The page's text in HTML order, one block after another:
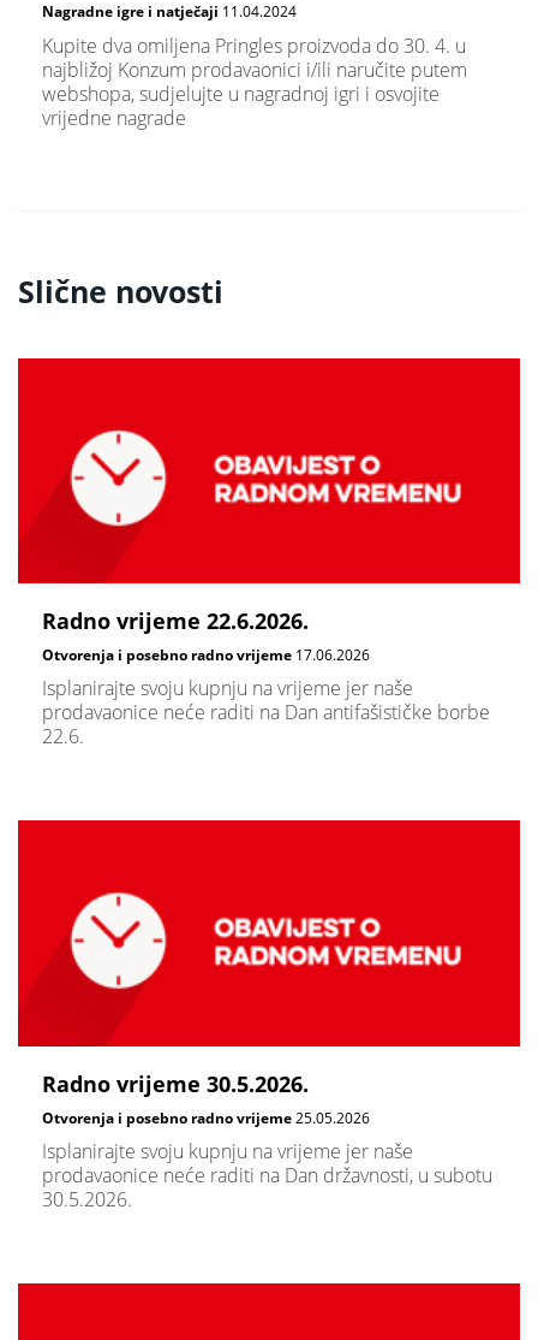
Nagradne igre i natječaji 11.04.2024
Kupite dva omiljena Pringles proizvoda do 30. 4. u
najbližoj Konzum prodavaonici i/ili naručite putem
webshopa, sudjelujte u nagradnoj igri i osvojite
vrijedne nagrade
Slične novosti
Radno vrijeme 22.6.2026.
Otvorenja i posebno radno vrijeme 17.06.2026
Isplanirajte svoju kupnju na vrijeme jer naše
prodavaonice neće raditi na Dan antifašističke borbe
22.6.
Radno vrijeme 30.5.2026.
Otvorenja i posebno radno vrijeme25.05.2026
Isplanirajte svoju kupnju na vrijeme jer naše
prodavaonice neće raditi na Dan državnosti, u subotu
30.5.2026.